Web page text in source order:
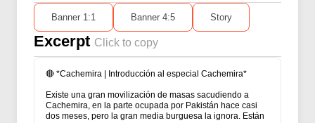
Banner 1:1 Banner 4:5 Story
Excerpt Click to copy
🔴 *Cachemira | Introducción al especial Cachemira*
Existe una gran movilización de masas sacudiendo a
Cachemira, en la parte ocupada por Pakistán hace casi
dos meses, pero la gran media burguesa la ignora. Están